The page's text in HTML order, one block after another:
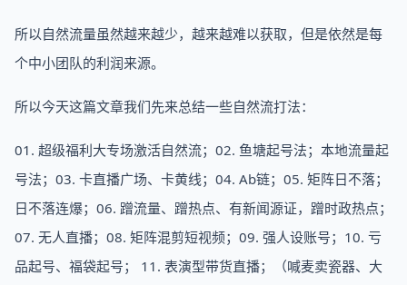
所以自然流量虽然越来越少，越来越难以获取，但是依然是每
个中小团队的利润来源。
所以今天这篇文章我们先来总结一些自然流打法：
01. 超级福利大专场激活自然流；02. 鱼塘起号法；本地流量起
号法；03. 卡直播广场、卡黄线；04. Ab链；05. 矩阵日不落；
日不落连爆；06. 蹭流量、蹭热点、有新闻源证，蹭时政热点；
07. 无人直播；08. 矩阵混剪短视频；09. 强人设账号；10. 亏
品起号、福袋起号； 11. 表演型带货直播；（喊麦卖瓷器、大